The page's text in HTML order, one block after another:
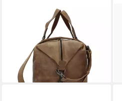
Weekender Antic, Leder
lieferbar - in 2-3 Werktagen bei dir